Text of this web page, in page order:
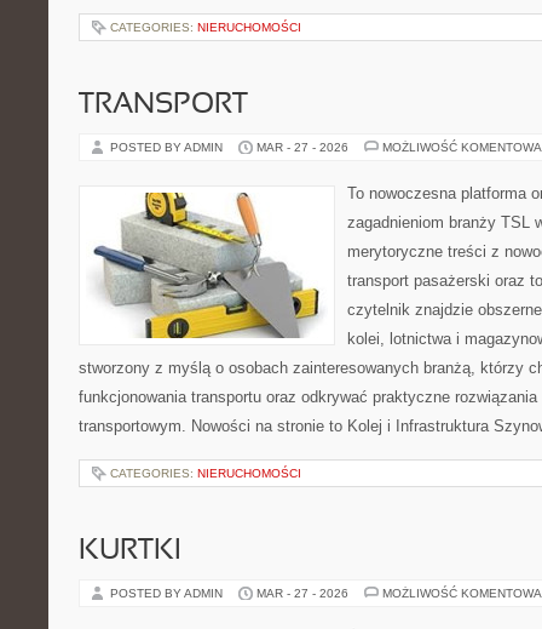
CATEGORIES: NIERUCHOMOŚCI
TRANSPORT
POSTED BY ADMIN MAR - 27 - 2026 MOŻLIWOŚĆ
To nowoczesna platforma
zagadnieniom branży TSL
merytoryczne treści z
transport pasażerski oraz
czytelnik znajdzie
kolei, lotnictwa i
stworzony z myślą o osobach zainteresowanych branżą, którzy
funkcjonowania transportu oraz odkrywać praktyczne
transportowym. Nowości na stronie to Kolej i Infrastruktura
CATEGORIES: NIERUCHOMOŚCI
KURTKI
POSTED BY ADMIN MAR - 27 - 2026 MOŻLIWOŚĆ